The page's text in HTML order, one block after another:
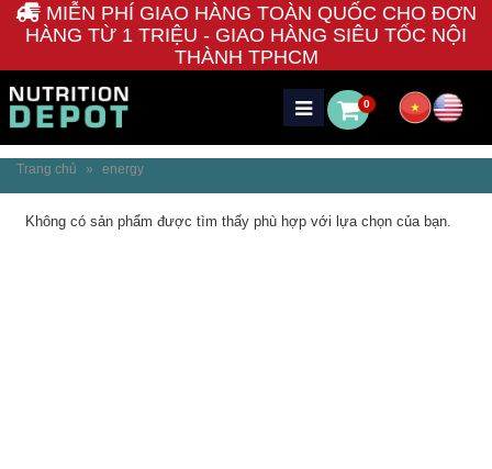
MIỄN PHÍ GIAO HÀNG TOÀN QUỐC CHO ĐƠN
HÀNG TỪ 1 TRIỆU - GIAO HÀNG SIÊU TỐC NỘI
THÀNH TPHCM
0
Trang chủ » energy
Không có sản phẩm được tìm thấy phù hợp với lựa chọn của bạn.